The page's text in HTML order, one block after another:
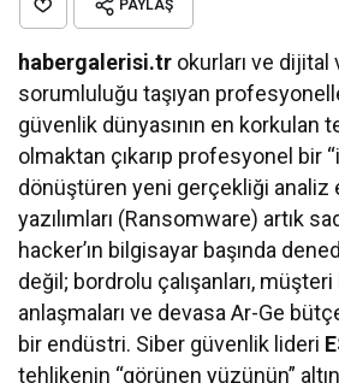
PAYLAŞ
habergalerisi.tr okurları ve dijital
sorumluluğu taşıyan
güvenlik dünyasının en korkulan
olmaktan çıkarıp profesyonel bir
dönüştüren yeni gerçekliği analiz
yazılımları (Ransomware) artık
hacker’ın bilgisayar başında
değil; bordrolu çalışanları,
anlaşmaları ve devasa Ar-Ge
bir endüstri. Siber güvenlik lideri
tehlikenin “görünen yüzünün”